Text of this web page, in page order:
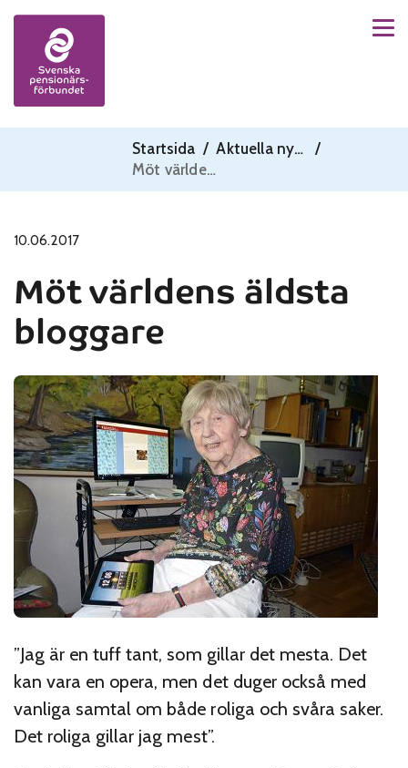
Skip to content
Startsida / Aktuella nyheter
/
Möt världens äldsta bloggare
10.06.2017
Möt världens äldsta
bloggare
”Jag är en tuff tant, som gillar det mesta. Det
kan vara en opera, men det duger också med
vanliga samtal om både roliga och svåra saker.
Det roliga gillar jag mest”.